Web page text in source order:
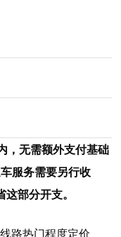
，无需额外支付基础
服务需要另行收
部分开支。
路热门程度定价